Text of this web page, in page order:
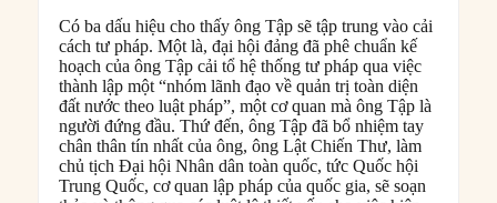
Có ba dấu hiệu cho thấy ông Tập sẽ tập trung vào cải
cách tư pháp. Một là, đại hội đảng đã phê chuẩn kế
hoạch của ông Tập cải tổ hệ thống tư pháp qua việc
thành lập một “nhóm lãnh đạo về quản trị toàn diện
đất nước theo luật pháp”, một cơ quan mà ông Tập là
người đứng đầu. Thứ đến, ông Tập đã bổ nhiệm tay
chân thân tín nhất của ông, ông Lật Chiến Thư, làm
chủ tịch Đại hội Nhân dân toàn quốc, tức Quốc hội
Trung Quốc, cơ quan lập pháp của quốc gia, sẽ soạn